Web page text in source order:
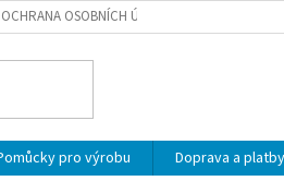
OCHRANA OSOBNÍCH ÚDAJŮ
pro výrobu Doprava a platby